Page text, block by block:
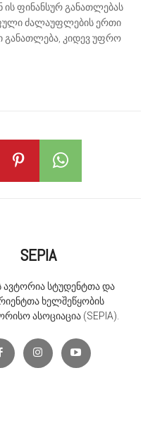
ის ფინანსურ განათლებას
ძალაუფლების ერთი
განათლება, კიდევ უფრო
SEPIA
ავტორია სტუდენტთა და
ხელშეწყობის
ასოციაცია (SEPIA).